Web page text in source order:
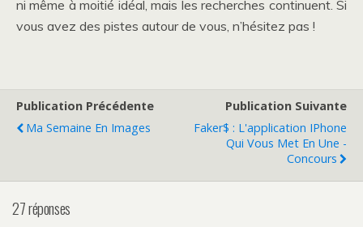
ni même à moitié idéal, mais les recherches continuent. Si
vous avez des pistes autour de vous, n’hésitez pas !
Publication Précédente
Ma Semaine En Images
Publication Suivante
Faker$ : L'application IPhone
Qui Vous Met En Une -
Concours
27 réponses